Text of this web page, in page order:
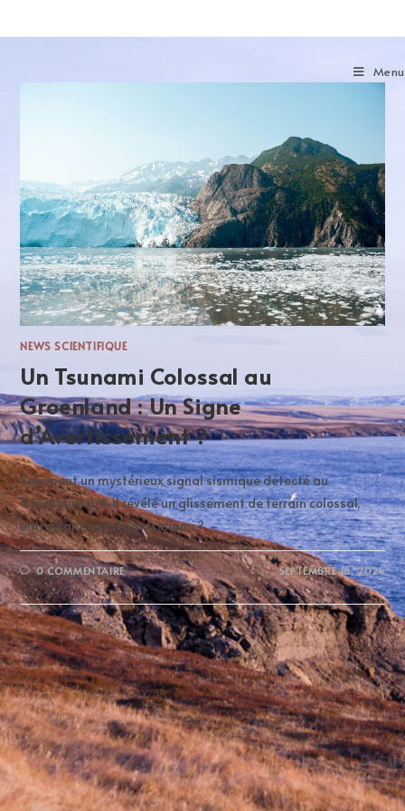
Menu
NEWS SCIENTIFIQUE
Un Tsunami Colossal au
Groenland : Un Signe
d’Avertissement ?
Comment un mystérieux signal sismique détecté au
Groenland a-t-il révélé un glissement de terrain colossal,
entraînant un méga-tsunami ?
0 COMMENTAIRE SEPTEMBRE 18, 2024